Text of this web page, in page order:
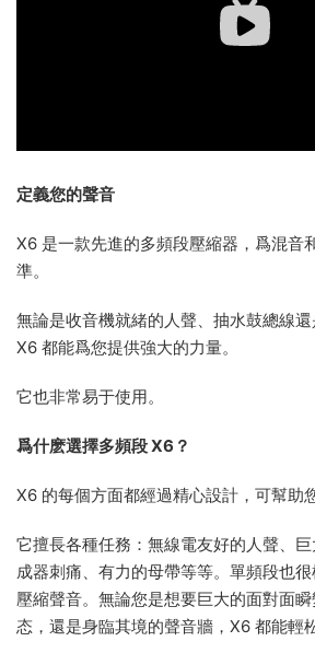
定義您的聲音
X6 是一款先進的多頻段壓縮器，爲混音
準。
無論是收音機就緒的人聲、抽水鼓總線還
X6 都能爲您提供強大的力量。
它也非常易于使用。
爲什麽選擇多頻段 X6？
X6 的每個方面都經過精心設計，可幫助
它擅長各種任務：無線電友好的人聲、
成器刺痛、有力的母帶等等。單頻段也
壓縮聲音。無論您是想要巨大的面對面
态，還是身臨其境的聲音牆，X6 都能輕